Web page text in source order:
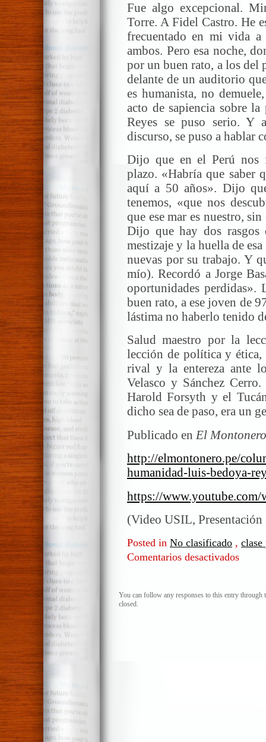
Fue algo excepcional.
Torre. A Fidel Castro. He
frecuentado en mi vida
ambos. Pero esa noche,
por un buen rato, a los del
delante de un auditorio
es humanista, no
acto de sapiencia sobre
Reyes se puso serio. Y
discurso, se puso a hablar
Dijo que en el Perú nos
plazo. «Habría que saber
aquí a 50 años». Dijo
tenemos, «que nos
que ese mar es nuestro,
Dijo que hay dos rasgos
mestizaje y la huella de
nuevas por su trabajo. Y
mío). Recordó a Jorge
oportunidades
buen rato, a ese joven de
lástima no haberlo tenido
Salud maestro por la
lección de política y
rival y la entereza ante
Velasco y Sánchez
Harold Forsyth y el
dicho sea de paso, era un
Publicado en El
http://elmontonero.pe/
humanidad-luis-bedoya-
https://
(Video USIL,
Posted in No clasificado ,
Comentarios desactivados
del
You can follow any responses to this entry through
closed.